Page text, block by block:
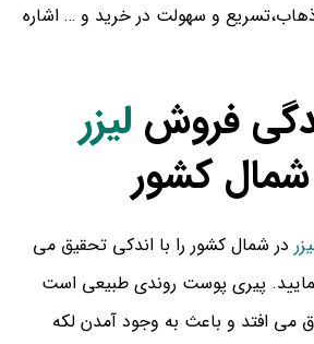
و سهولت در خرید و … اشاره
فروش لیزر
کشور
در شمال کشور را با اندکی تحقیق می
نمایید. پیری پوست روندی طبیعی است
می افتد و باعث به وجود آمدن لکه